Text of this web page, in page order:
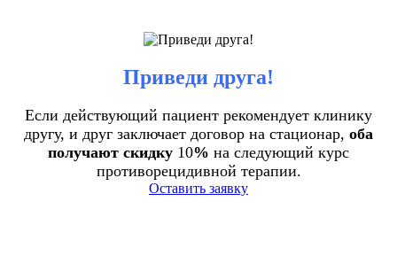
Приведи друга!
Если действующий пациент рекомендует клинику
другу, и друг заключает договор на стационар, оба
получают скидку 10% на следующий курс
противорецидивной терапии.
Оставить заявку